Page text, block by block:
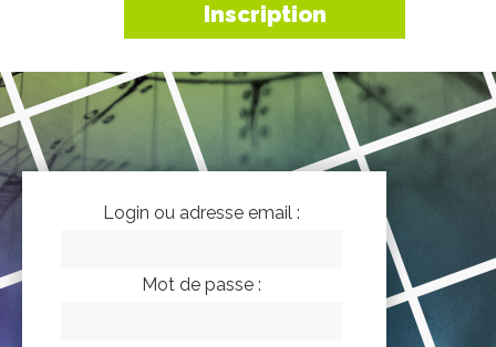
Inscription
Login ou adresse email :
Mot de passe :